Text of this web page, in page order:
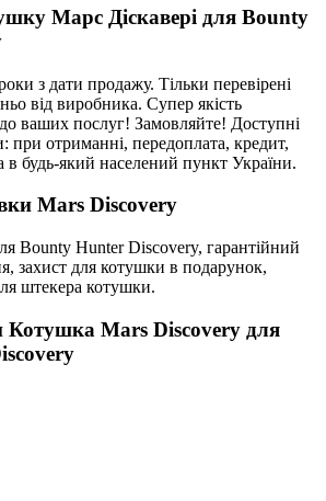
Марс Діскавері для Bounty
з дати продажу. Тільки перевірені
від виробника. Супер якість
ваших послуг! Замовляйте! Доступні
при отриманні, передоплата, кредит,
в будь-який населений пункт України.
Mars Discovery
Bounty Hunter Discovery, гарантійний
захист для котушки в подарунок,
штекера котушки.
Котушка Mars Discovery для